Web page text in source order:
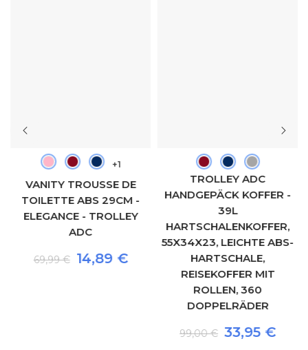
+1
VANITY TROUSSE DE
TOILETTE ABS 29CM -
ELEGANCE - TROLLEY
ADC
69,99 € 14,89 €
TROLLEY ADC
HANDGEPÄCK KOFFER -
39L
HARTSCHALENKOFFER,
55X34X23, LEICHTE ABS-
HARTSCHALE,
REISEKOFFER MIT
ROLLEN, 360
DOPPELRÄDER
99,00 € 33,95 €